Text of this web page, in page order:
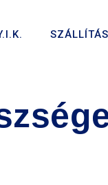
SZÁLLÍTÁS